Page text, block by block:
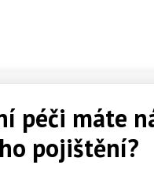
péči máte
pojištění?